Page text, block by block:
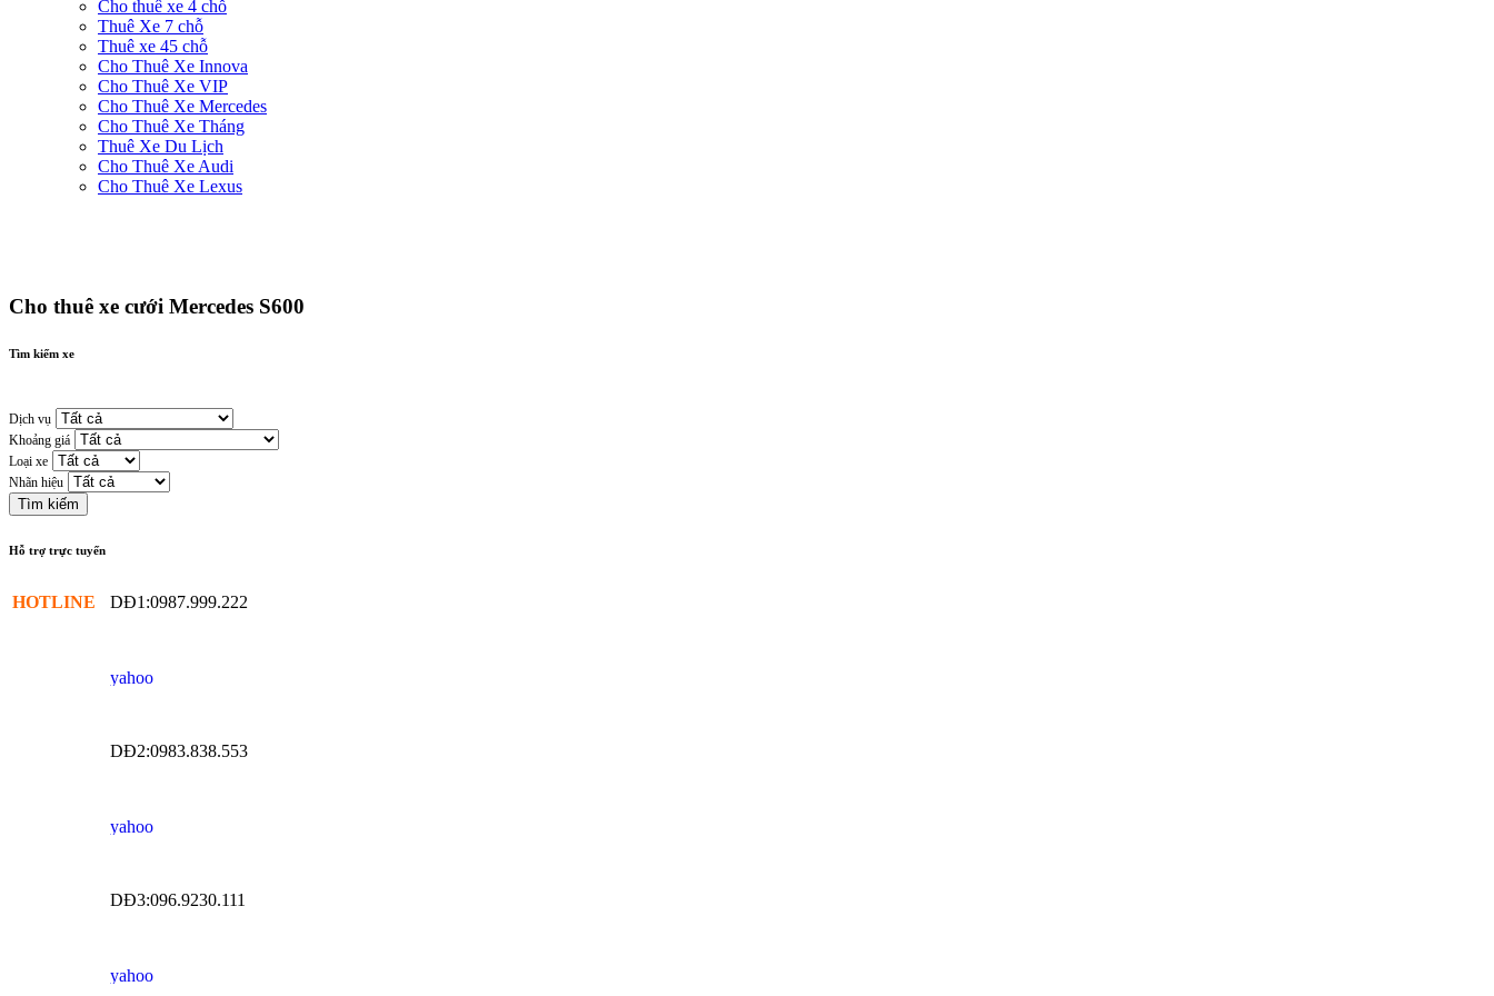
Cho thuê xe 4 chỗ
Thuê Xe 7 chỗ
Thuê xe 45 chỗ
Cho Thuê Xe Innova
Cho Thuê Xe VIP
Cho Thuê Xe Mercedes
Cho Thuê Xe Tháng
Thuê Xe Du Lịch
Cho Thuê Xe Audi
Cho Thuê Xe Lexus
Cho thuê xe cưới Mercedes S600
Tìm kiếm xe
Dịch vụ
Khoảng giá
Loại xe
Nhãn hiệu
Hỗ trợ trực tuyến
HOTLINE DĐ1:0987.999.222
DĐ2:0983.838.553
DĐ3:096.9230.111